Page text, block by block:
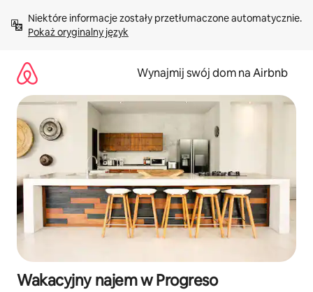
treści Pokaż oryginalny język
Wynajmij swój dom na Airbnb
Wakacyjny najem w Progreso